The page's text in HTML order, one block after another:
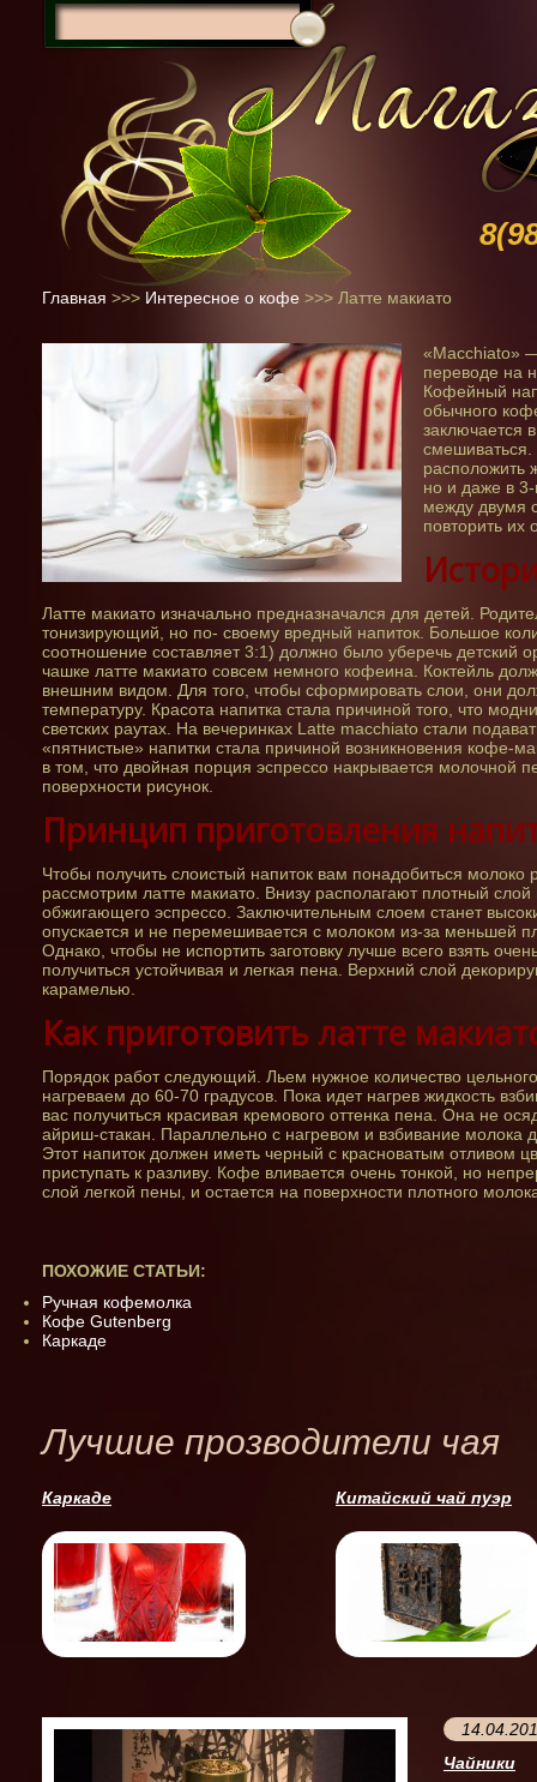
Главная >>> Интересное о кофе >>> Латте макиато
«Мacchiato» —
переводе на
Кофейный
обычного
заключается
расположить
но и даже в
между двумя
повторить их
Латте макиато изначально предназначался для детей.
тонизирующий, но по- своему вредный напиток. Большое
соотношение составляет 3:1) должно было уберечь детский
чашке латте макиато совсем немного кофеина. Коктейль
внешним видом. Для того, чтобы сформировать слои, они
температуру. Красота напитка стала причиной того, что
светских раутах. На вечеринках Latte macchiato стали
«пятнистые» напитки стала причиной возникновения кофе-
в том, что двойная порция эспрессо накрывается молочной
поверхности рисунок.
Принцип приготовления
Чтобы получить слоистый напиток вам понадобиться молоко
рассмотрим латте макиато. Внизу располагают плотный
обжигающего эспрессо. Заключительным слоем станет
опускается и не перемешивается с молоком из-за меньшей
Однако, чтобы не испортить заготовку лучше всего взять
получиться устойчивая и легкая пена. Верхний слой
карамелью.
Как приготовить латте
Порядок работ следующий. Льем нужное количество
нагреваем до 60-70 градусов. Пока идет нагрев жидкость
вас получиться красивая кремового оттенка пена. Она не
айриш-стакан. Параллельно с нагревом и взбивание молока
Этот напиток должен иметь черный с красноватым отливом
приступать к разливу. Кофе вливается очень тонкой, но
слой легкой пены, и остается на поверхности плотного
ПОХОЖИЕ СТАТЬИ:
Ручная кофемолка
Кофе Gutenberg
Каркаде
Лучшие прозводители чая
Каркаде Китайский чай пуэр
Чайники